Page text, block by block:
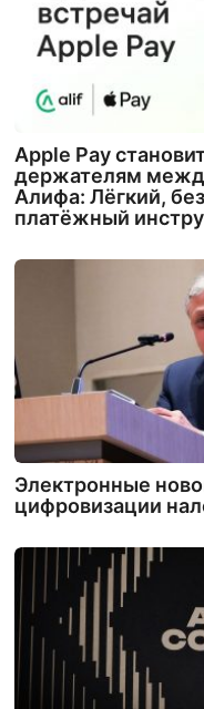
Apple Pay
держателям
Алифа: Лёгкий,
платёжный
Электронные
цифровизации